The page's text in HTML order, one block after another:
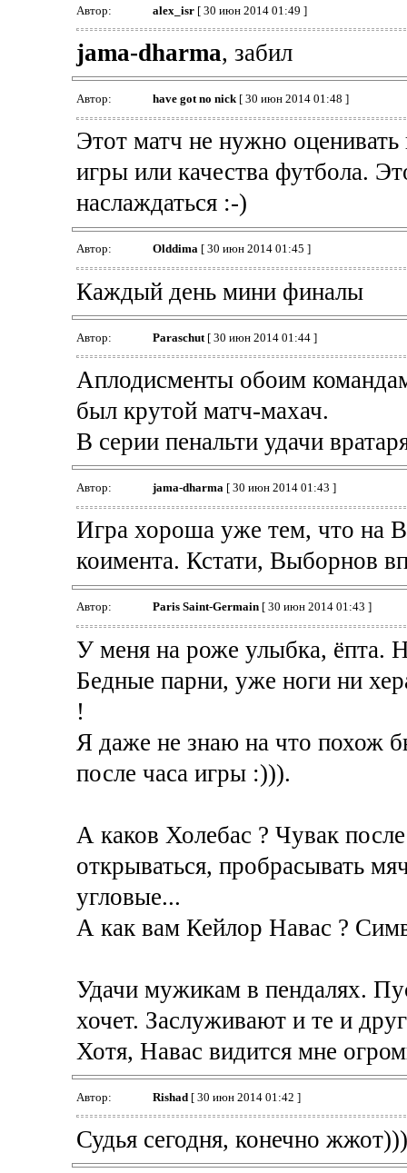
Автор: alex_isr[ 30 июн 2014 01:49 ]
jama-dharma, забил
Автор: have got no nick[ 30 июн 2014 01:48 ]
Этот матч не нужно оценивать
игры или качества футбола.
наслаждаться :-)
Автор: Olddima[ 30 июн 2014 01:45 ]
Каждый день мини финалы
Автор: Paraschut[ 30 июн 2014 01:44 ]
Аплодисменты обоим
был крутой матч-махач.
В серии пенальти удачи
Автор: jama-dharma[ 30 июн 2014 01:43 ]
Игра хороша уже тем, что на
коимента. Кстати, Выборнов
Автор: Paris Saint-Germain[ 30 июн 2014 01:43 ]
У меня на роже улыбка, ёпта.
Бедные парни, уже ноги ни
!
Я даже не знаю на что похож
после часа игры :))).
А каков Холебас ? Чувак
открываться, пробрасывать
угловые...
А как вам Кейлор Навас ?
Удачи мужикам в пендалях.
хочет. Заслуживают и те и
Хотя, Навас видится мне
Автор: Rishad[ 30 июн 2014 01:42 ]
Судья сегодня, конечно